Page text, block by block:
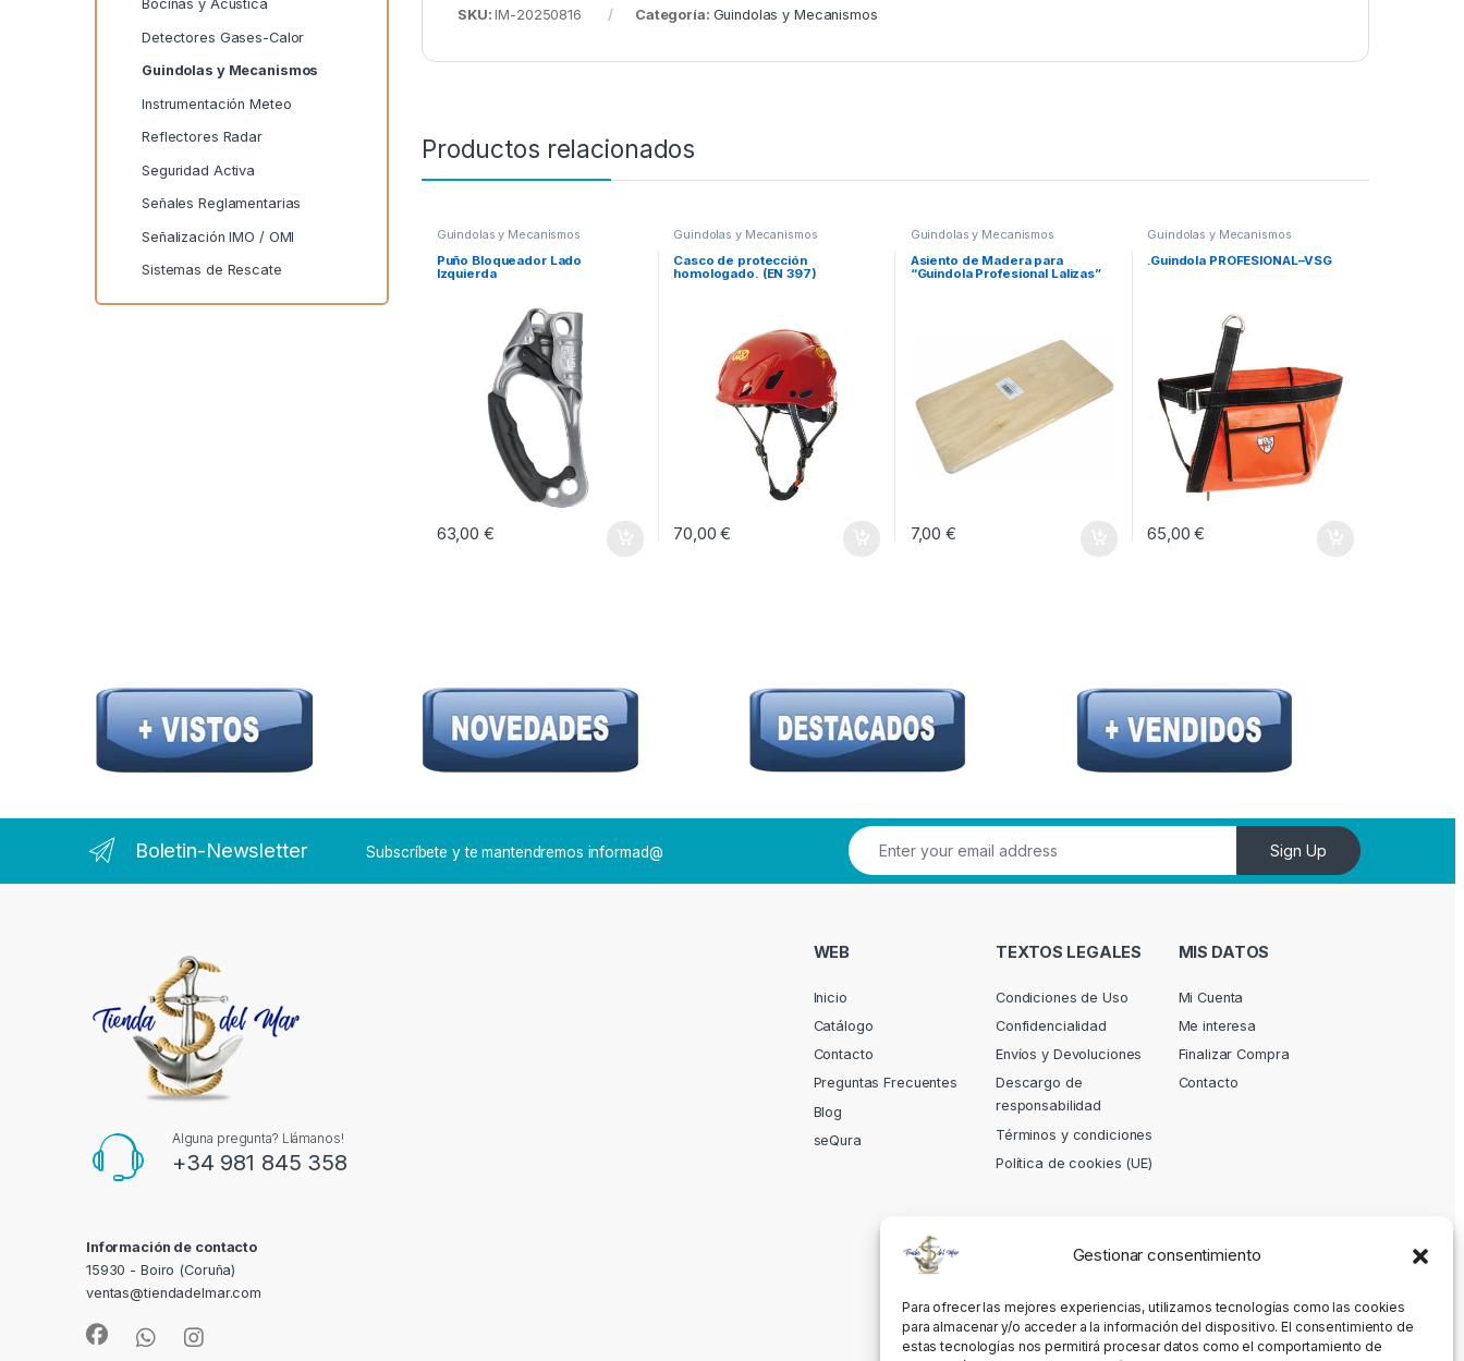
Gestionar consentimiento
Para ofrecer las mejores experiencias, utilizamos tecnologías como las cookies
para almacenar y/o acceder a la información del dispositivo. El consentimiento de
estas tecnologías nos permitirá procesar datos como el comportamiento de
SKU:IM-20250816 Categoría: Guindolas y Mecanismos
Productos relacionados
Guindolas y Mecanismos
Puño Bloqueador Lado
Izquierda
63,00 €
Guindolas y Mecanismos
Casco de protección
homologado. (EN 397)
70,00€
Guindolas y Mecanismos
Asiento de Madera para
“Guindola Profesional Lalizas”
7,00€
Guindolas y Mecanismos
.Guindola PROFESIONAL–VSG
65,00€
Bocinas y Acústica
Detectores Gases-Calor
Guindolas y Mecanismos
Instrumentación Meteo
Reflectores Radar
Seguridad Activa
Señales Reglamentarias
Señalización IMO / OMI
Sistemas de Rescate
Boletin-Newsletter Subscríbete y te mantendremos informad@ Sign Up
Alguna pregunta? Llámanos!
+34 981 845 358
Información de contacto
15930 - Boiro (Coruña)
ventas@tiendadelmar.com
WEB
Inicio
Catálogo
Contacto
Preguntas Frecuentes
Blog
seQura
TEXTOS LEGALES
Condiciones de Uso
Confidencialidad
Envíos y Devoluciones
Descargo de
responsabilidad
Términos y condiciones
Política de cookies (UE)
MIS DATOS
Mi Cuenta
Me interesa
Finalizar Compra
Contacto